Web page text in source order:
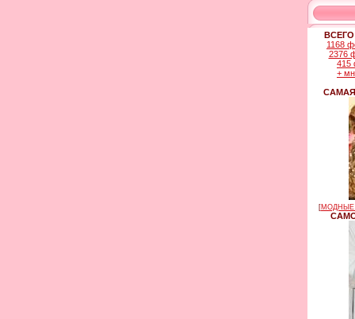
1168
2376
415
+
[МОДНЫЕ